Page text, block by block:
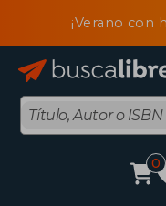
¡Verano con
0